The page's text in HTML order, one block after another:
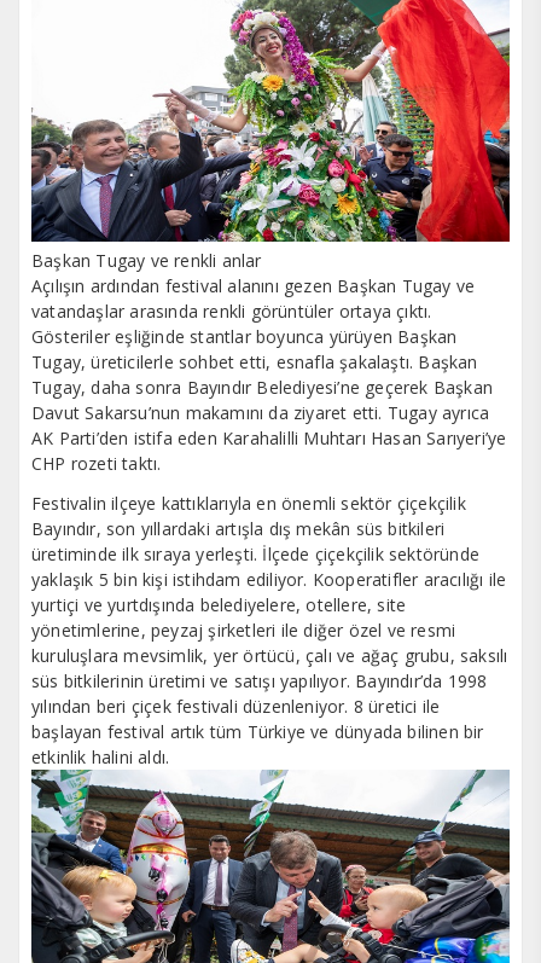
Başkan Tugay ve renkli anlar
Açılışın ardından festival alanını gezen Başkan Tugay ve
vatandaşlar arasında renkli görüntüler ortaya çıktı.
Gösteriler eşliğinde stantlar boyunca yürüyen Başkan
Tugay, üreticilerle sohbet etti, esnafla şakalaştı. Başkan
Tugay, daha sonra Bayındır Belediyesi’ne geçerek Başkan
Davut Sakarsu’nun makamını da ziyaret etti. Tugay ayrıca
AK Parti’den istifa eden Karahalilli Muhtarı Hasan Sarıyeri’ye
CHP rozeti taktı.
Festivalin ilçeye kattıklarıyla en önemli sektör çiçekçilik
Bayındır, son yıllardaki artışla dış mekân süs bitkileri
üretiminde ilk sıraya yerleşti. İlçede çiçekçilik sektöründe
yaklaşık 5 bin kişi istihdam ediliyor. Kooperatifler aracılığı ile
yurtiçi ve yurtdışında belediyelere, otellere, site
yönetimlerine, peyzaj şirketleri ile diğer özel ve resmi
kuruluşlara mevsimlik, yer örtücü, çalı ve ağaç grubu, saksılı
süs bitkilerinin üretimi ve satışı yapılıyor. Bayındır’da 1998
yılından beri çiçek festivali düzenleniyor. 8 üretici ile
başlayan festival artık tüm Türkiye ve dünyada bilinen bir
etkinlik halini aldı.